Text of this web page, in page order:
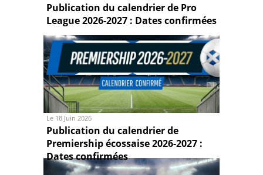
Publication du calendrier de Pro
League 2026-2027 : Dates confirmées
Le 18 Juin 2026
Publication du calendrier de
Premiership écossaise 2026-2027 :
Dates confirmées